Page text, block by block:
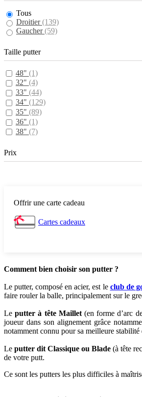
Tous
Droitier(139)
Gaucher(59)
Taille putter
48" (1)
32" (4)
33" (44)
34" (129)
35" (89)
36" (1)
38" (7)
Prix
Offrir une carte cadeau
Cartes cadeaux
Comment bien choisir son putter ?
Le putter, composé en acier, est le club de
faire rouler la balle, principalement sur le
Leputter à tête Maillet(en forme d’arc
joueur dans son alignement grâce
notamment connu pour sa meilleure stabilité
Le putter dit Classique ou Blade (à tête
de votre putt.
Ce sont les putters les plus difficiles à